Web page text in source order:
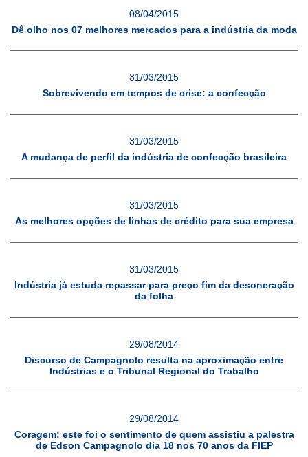
08/04/2015
Dê olho nos 07 melhores mercados para a indústria da moda
31/03/2015
Sobrevivendo em tempos de crise: a confecção
31/03/2015
A mudança de perfil da indústria de confecção brasileira
31/03/2015
As melhores opções de linhas de crédito para sua empresa
31/03/2015
Indústria já estuda repassar para preço fim da desoneração
da folha
29/08/2014
Discurso de Campagnolo resulta na aproximação entre
Indústrias e o Tribunal Regional do Trabalho
29/08/2014
Coragem: este foi o sentimento de quem assistiu a palestra
de Edson Campagnolo dia 18 nos 70 anos da FIEP